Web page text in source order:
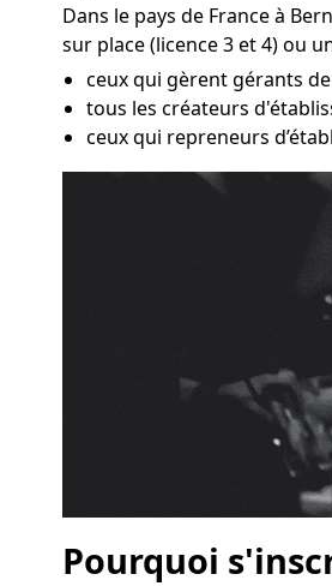
Dans le pays de France à
sur place (licence 3 et 4) ou
ceux qui gèrent gérants
tous les créateurs
ceux qui repreneurs
Pourquoi